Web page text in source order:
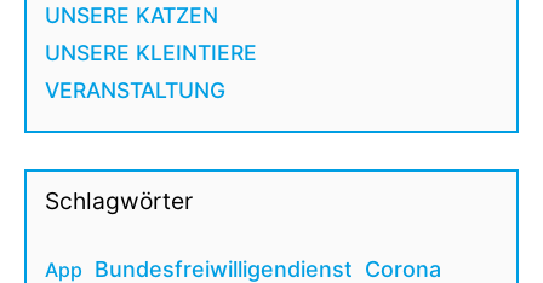
UNSERE KATZEN
UNSERE KLEINTIERE
VERANSTALTUNG
Schlagwörter
App Bundesfreiwilligendienst Corona